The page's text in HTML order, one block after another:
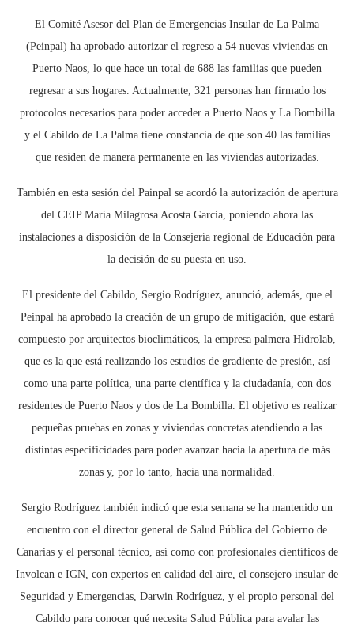
El Comité Asesor del Plan de Emergencias Insular de La Palma
(Peinpal) ha aprobado autorizar el regreso a 54 nuevas viviendas en
Puerto Naos, lo que hace un total de 688 las familias que pueden
regresar a sus hogares. Actualmente, 321 personas han firmado los
protocolos necesarios para poder acceder a Puerto Naos y La Bombilla
y el Cabildo de La Palma tiene constancia de que son 40 las familias
que residen de manera permanente en las viviendas autorizadas.
También en esta sesión del Painpal se acordó la autorización de apertura
del CEIP María Milagrosa Acosta García, poniendo ahora las
instalaciones a disposición de la Consejería regional de Educación para
la decisión de su puesta en uso.
El presidente del Cabildo, Sergio Rodríguez, anunció, además, que el
Peinpal ha aprobado la creación de un grupo de mitigación, que estará
compuesto por arquitectos bioclimáticos, la empresa palmera Hidrolab,
que es la que está realizando los estudios de gradiente de presión, así
como una parte política, una parte científica y la ciudadanía, con dos
residentes de Puerto Naos y dos de La Bombilla. El objetivo es realizar
pequeñas pruebas en zonas y viviendas concretas atendiendo a las
distintas especificidades para poder avanzar hacia la apertura de más
zonas y, por lo tanto, hacia una normalidad.
Sergio Rodríguez también indicó que esta semana se ha mantenido un
encuentro con el director general de Salud Pública del Gobierno de
Canarias y el personal técnico, así como con profesionales científicos de
Involcan e IGN, con expertos en calidad del aire, el consejero insular de
Seguridad y Emergencias, Darwin Rodríguez, y el propio personal del
Cabildo para conocer qué necesita Salud Pública para avalar las